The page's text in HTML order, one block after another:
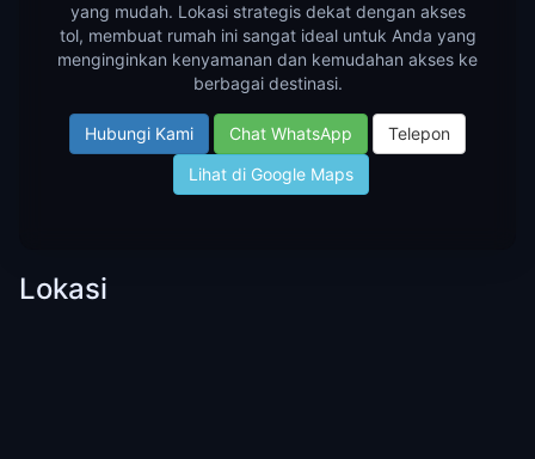
yang mudah. Lokasi strategis dekat dengan akses
tol, membuat rumah ini sangat ideal untuk Anda yang
menginginkan kenyamanan dan kemudahan akses ke
berbagai destinasi.
Hubungi Kami Chat WhatsApp
Telepon
Lihat di Google Maps
Lokasi